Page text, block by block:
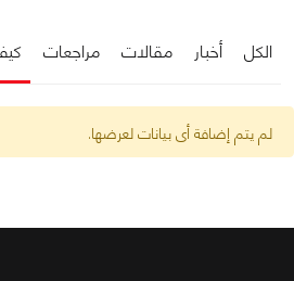
الكل أخبار مقالات مراجعات
لم يتم إضافة أى بيانات لعرضها.